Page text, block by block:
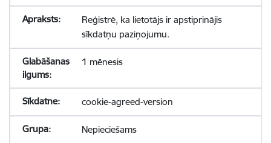
Reģistrē, ka lietotājs ir apstiprinājis
sīkdatņu paziņojumu.
1 mēnesis
cookie-agreed-version
Nepieciešams